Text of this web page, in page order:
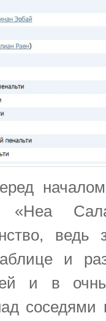
«Неа
и
и в
соседями